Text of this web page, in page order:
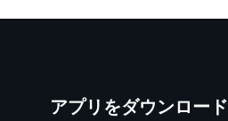
アプリをダウンロード